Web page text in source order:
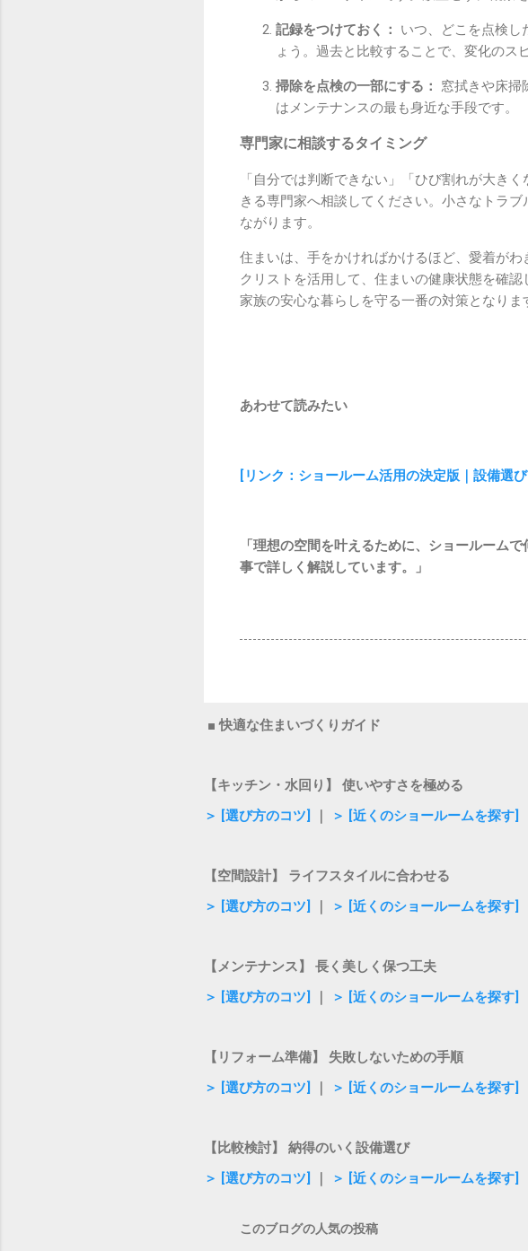
記録をつけておく：
いつ、どこを点検し
ょう。過去と比較することで、変化のス
掃除を点検の一部にする：
窓拭きや床掃
はメンテナンスの最も身近な手段です。
専門家に相談するタイミング
「自分では判断できない」「ひび割れが大き
きる専門家へ相談してください。小さなトラ
ながります。
住まいは、手をかければかけるほど、愛着が
クリストを活用して、住まいの健康状態を確
家族の安心な暮らしを守る一番の対策となりま
あわせて読みたい
[リンク：ショールーム活用の決定版｜設備選
「理想の空間を叶えるために、ショールーム
事で詳しく解説しています。」
■ 快適な住まいづくりガイド
【キッチン・水回り】 使いやすさを極める
＞ [選び方のコツ]
＞ [近くのショールームを探す]
【空間設計】 ライフスタイルに合わせる
＞ [選び方のコツ]
＞ [近くのショールームを探す]
【メンテナンス】 長く美しく保つ工夫
＞ [選び方のコツ]
＞ [近くのショールームを探す]
【リフォーム準備】 失敗しないための手順
＞ [選び方のコツ]
＞ [近くのショールームを探す]
【比較検討】 納得のいく設備選び
＞ [選び方のコツ]
＞ [近くのショールームを探す]
このブログの人気の投稿